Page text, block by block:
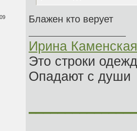
Блажен кто верует
Ирина Каменская
Это строки
Опадают с души